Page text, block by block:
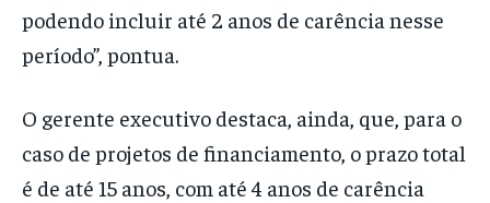
podendo incluir até 2 anos de carência nesse
período”, pontua.
O gerente executivo destaca, ainda, que, para o
caso de projetos de financiamento, o prazo total
é de até 15 anos, com até 4 anos de carência